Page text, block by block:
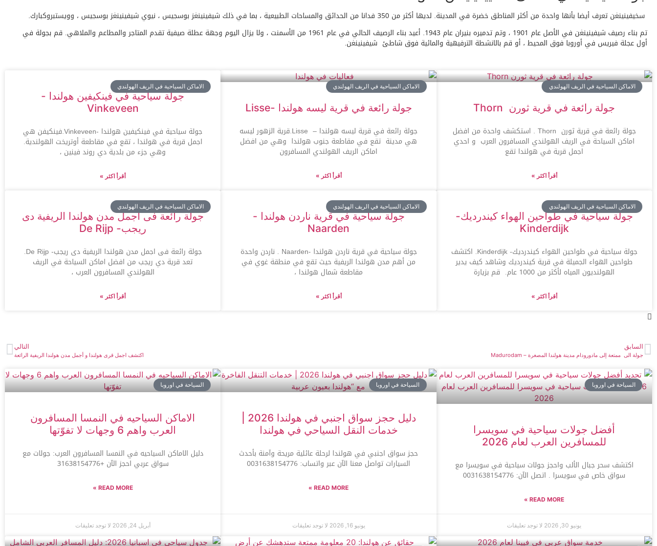
سخيفينينغن تعرف أيضا بأنها واحدة من أكثر المناطق خضرة في المدينة. لديها أكثر من 350 فدانا من الحدائق والمساحات الطبيعية ، بما في ذلك شيفينينغز بوسجيس ، نيوي شيفينينغز بوسجيس ، وويستبروكبارك.
تم بناء رصيف شيفينينغن في الأصل عام 1901 ، وتم تدميره بنيران عام 1943. أعيد بناء الرصيف الحالي في عام 1961 من الأسمنت ، ولا يزال اليوم وجهة عطلة صيفية تقدم المتاجر والمطاعم والملاهي. قم بجولة في
أول عجلة فيريس في أوروبا فوق المحيط ، أو قم بالانشطة الترفيهية والمائية فوق شاطئ شيفينينغن.
الاماكن السياحية في الريف الهولندي
جولة رائعة في قرية ثورن Thorn
جولة رائعة في قرية ثورن Thorn . استكشف واحدة من افضل
اماكن السياحة في الريف الهولندي المسافرون العرب و احدي
اجمل قرية في هولندا تقع
أقرأ اكثر »
الاماكن السياحية في الريف الهولندي
جولة رائعة في قرية ليسه هولندا -Lisse
جولة رائعة في قرية ليسه هولندا – Lisse ‎.قرية الزهور ليسه
هي مدينة تقع في مقاطعة جنوب هولندا وهي من افضل
اماكن الريف الهولندي المسافرون
أقرأ اكثر »
الاماكن السياحية في الريف الهولندي
جولة سياحية في فينكيفين هولندا -
Vinkeveen
جولة سياحية في فينكيفين هولندا -Vinkeveen.فينكيفن هي
اجمل قرية في هولندا ، تقع في مقاطعة أوتريخت الهولندية.
وهي جزء من بلدية دي روند فينين ،
أقرأ اكثر »
الاماكن السياحية في الريف الهولندي
جولة سياحية في طواحين الهواء كيندرديك-
Kinderdijk
جولة سياحية في طواحين الهواء كيندرديك- Kinderdijk. اكتشف
طواحين الهواء الجميلة في قرية كيندرديك وشاهد كيف يدير
الهولنديون المياه لأكثر من 1000 عام. قم بزيارة
أقرأ اكثر »
الاماكن السياحية في الريف الهولندي
جولة سياحية في قرية ناردن هولندا -
Naarden
جولة سياحية في قرية ناردن هولندا -Naarden . ناردن واحدة
من أهم مدن هولندا الريفية حيث تقع في منطقة غوي في
مقاطعة شمال هولندا ،
أقرأ اكثر »
الاماكن السياحية في الريف الهولندي
جولة رائعة فى اجمل مدن هولندا الريفية دى
ريجب- De Rijp
جولة رائعة فى اجمل مدن هولندا الريفية دى ريجب- De Rijp.
تعد قرية دي ريجب من افضل اماكن السياحة في الريف
الهولندي المسافرون العرب ،
أقرأ اكثر »
السابق
جولة الى ممتعة إلى مادورودام مدينة هولندا المصغرة – Madurodam
التالي
اكتشف اجمل قرى هولندا و أجمل مدن هولندا الريفية الرائعة
السياحة في اوروبا
أفضل جولات سياحية في سويسرا
للمسافرين العرب لعام 2026
اكتشف سحر جبال الألب واحجز جولات سياحية في سويسرا مع
سواق خاص في سويسرا . اتصل الآن: 0031638154776
READ MORE »
يونيو 30, 2026 لا توجد تعليقات
السياحة في اوروبا
خدمات النقل السياحي في هولندا
حجز سواق اجنبي في هولندا لرحلة عائلية مريحة وآمنة بأحدث
السيارات تواصل معنا الآن عبر واتساب: 0031638154776
READ MORE »
يونيو 16, 2026 لا توجد تعليقات
السياحة في اوروبا
الاماكن السياحيه في النمسا المسافرون
العرب واهم 6 وجهات لا تفوّتها
دليل الاماكن السياحيه في النمسا المسافرون العرب: جولات مع
سواق عربي احجز الآن +31638154776
READ MORE »
أبريل 24, 2026 لا توجد تعليقات